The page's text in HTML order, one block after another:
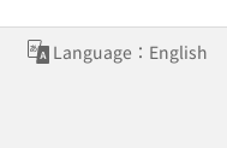
Language：English